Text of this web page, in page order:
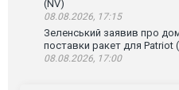
(NV)
08.08.2026, 17:15
Зеленський заявив про
поставки ракет для Patriot
08.08.2026, 17:00